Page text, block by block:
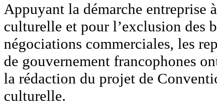
Appuyant la démarche entreprise
culturelle et pour l’exclusion des
négociations commerciales, les
de gouvernement francophones
la rédaction du projet de
culturelle.